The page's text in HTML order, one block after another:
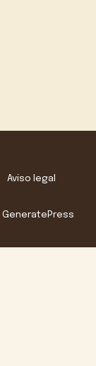
Aviso legal
GeneratePress